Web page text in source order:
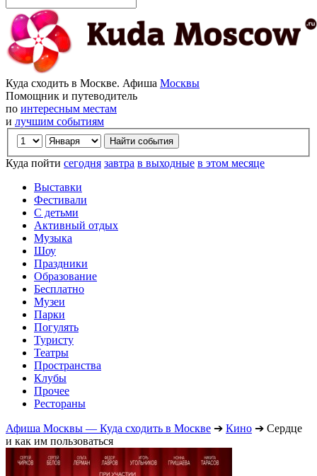
Куда сходить в Москве. Афиша Москвы
Помощник и путеводитель
по интересным местам
и лучшим событиям
Куда пойти сегодня завтра в выходные в этом месяце
Выставки
Фестивали
С детьми
Активный отдых
Музыка
Шоу
Праздники
Образование
Бесплатно
Музеи
Парки
Погулять
Туристу
Театры
Пространства
Клубы
Прочее
Рестораны
Афиша Москвы — Куда сходить в Москве ➔ Кино ➔ Сердце
и как им пользоваться